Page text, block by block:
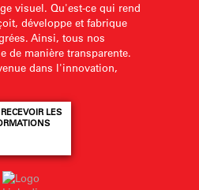
visuel. Qu'est-ce qui rend
développe et fabrique
Ainsi, tous nos
de manière transparente.
dans l'innovation,
LES